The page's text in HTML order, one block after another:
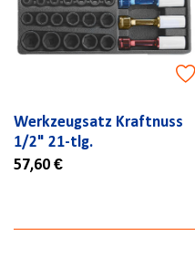
Werkzeugsatz Kraftnuss
1/2" 21-tlg.
57,60 €